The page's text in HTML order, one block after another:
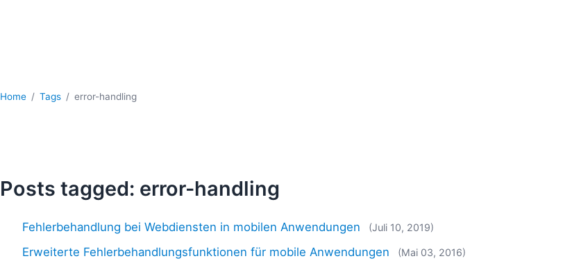
Home Tags error-handling
Posts tagged: error-handling
Fehlerbehandlung bei Webdiensten in mobilen Anwendungen (Juli 10, 2019)
Erweiterte Fehlerbehandlungsfunktionen für mobile Anwendungen (Mai 03, 2016)